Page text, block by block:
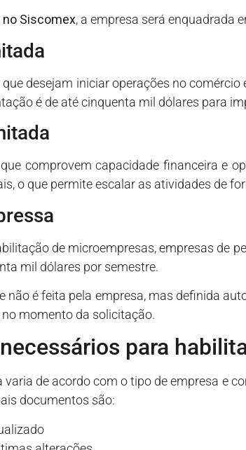
no Siscomex, a empresa será enquadrada
desejam iniciar operações no
é de até cinquenta mil dólares para
comprovem capacidade financeira e
o que permite escalar as atividades de
de microempresas, empresas de
mil dólares por semestre.
não é feita pela empresa, mas definida
momento da solicitação.
para
de acordo com o tipo de empresa e
documentos são: